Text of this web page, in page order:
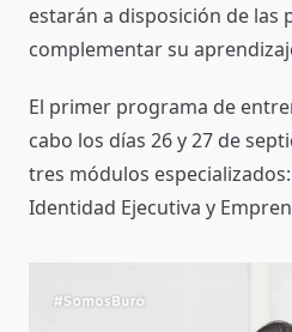
estarán a disposición de las
complementar su
El primer programa de
cabo los días 26 y 27 de
tres módulos
Identidad Ejecutiva y